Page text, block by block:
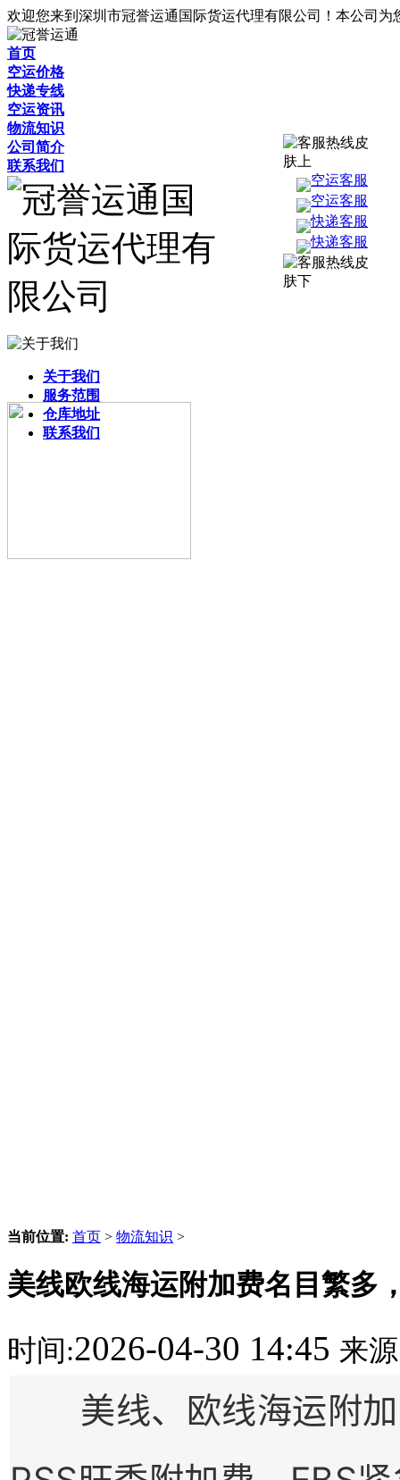
欢迎您来到深圳市冠誉运通国际货运代理有限公司！本公司
首页
空运价格
快递专线
空运资讯
物流知识
公司简介
联系我们
关于我们
服务范围
仓库地址
联系我们
当前位置: 首页 > 物流知识 >
美线欧线海运附加费名目繁多
时间:2026-04-30 14:45 来
美线、欧线海运附加
空运客服
空运客服
快递客服
快递客服